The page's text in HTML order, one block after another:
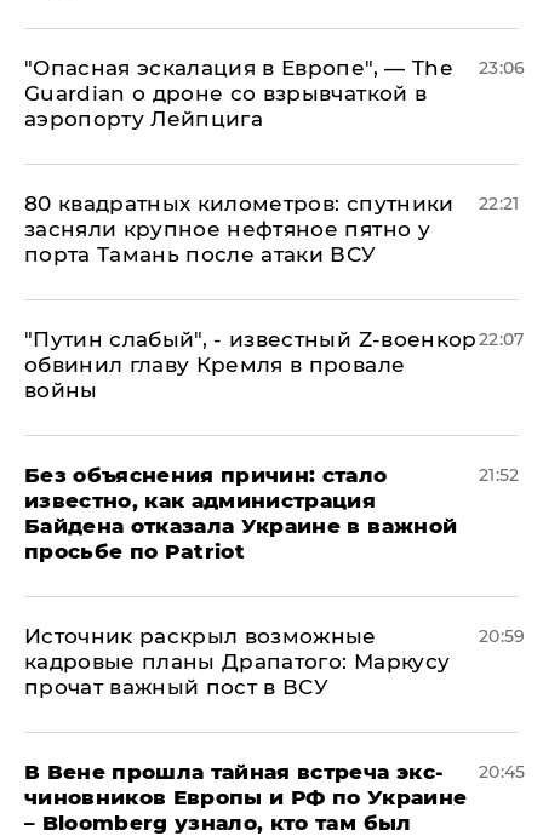
"Опасная эскалация в Европе", — The
Guardian о дроне со взрывчаткой в
аэропорту Лейпцига
23:06
80 квадратных километров: спутники
засняли крупное нефтяное пятно у
порта Тамань после атаки ВСУ
22:21
​"Путин слабый", - известный Z-военкор
обвинил главу Кремля в провале
войны
22:07
Без объяснения причин: стало
известно, как администрация
Байдена отказала Украине в важной
просьбе по Patriot
21:52
​Источник раскрыл возможные
кадровые планы Драпатого: Маркусу
прочат важный пост в ВСУ
20:59
В Вене прошла тайная встреча экс-
чиновников Европы и РФ по Украине
– Bloomberg узнало, кто там был
20:45